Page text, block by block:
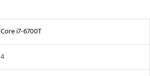
Core i7-6700T
4